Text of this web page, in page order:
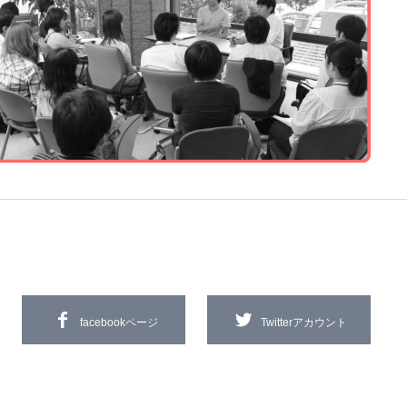
facebookページ Twitterアカウント